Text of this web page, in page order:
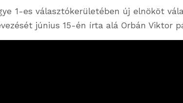
1-es választókerületében új elnököt
június 15-én írta alá Orbán Viktor